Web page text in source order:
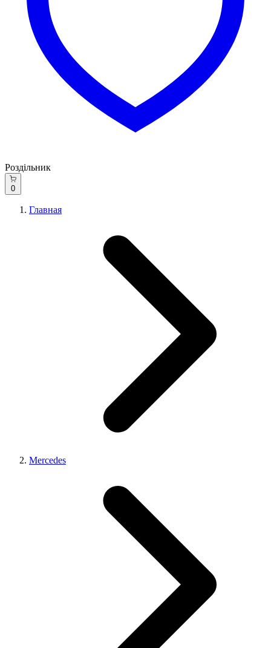
Роздільник
0
Главная
Mercedes